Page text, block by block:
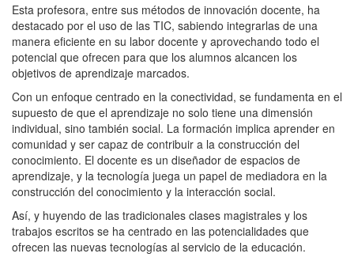
Esta profesora, entre sus métodos de innovación docente, ha
destacado por el uso de las TIC, sabiendo integrarlas de una
manera eficiente en su labor docente y aprovechando todo el
potencial que ofrecen para que los alumnos alcancen los
objetivos de aprendizaje marcados.
Con un enfoque centrado en la conectividad, se fundamenta en el
supuesto de que el aprendizaje no solo tiene una dimensión
individual, sino también social. La formación implica aprender en
comunidad y ser capaz de contribuir a la construcción del
conocimiento. El docente es un diseñador de espacios de
aprendizaje, y la tecnología juega un papel de mediadora en la
construcción del conocimiento y la interacción social.
Así, y huyendo de las tradicionales clases magistrales y los
trabajos escritos se ha centrado en las potencialidades que
ofrecen las nuevas tecnologías al servicio de la educación.